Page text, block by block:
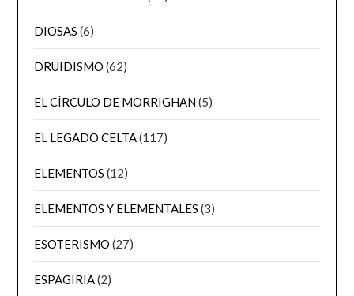
DIOSAS (6)
DRUIDISMO (62)
EL CÍRCULO DE MORRIGHAN(5)
EL LEGADO CELTA(117)
ELEMENTOS (12)
ELEMENTOS Y ELEMENTALES (3)
ESOTERISMO (27)
ESPAGIRIA(2)